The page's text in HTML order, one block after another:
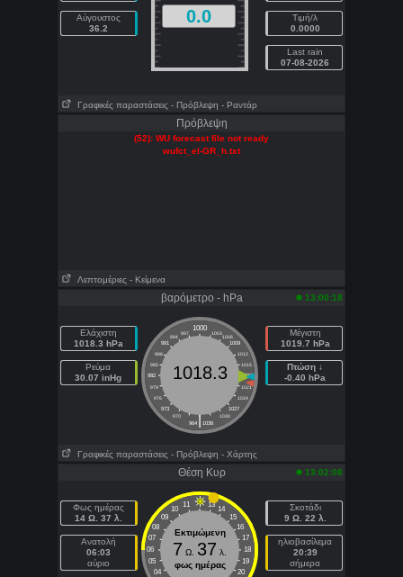
Αύγουστος
36.2
0.0
Τιμή/λ
0.0000
Last rain
07-08-2026
Γραφικές παραστάσεις - Πρόβλεψη - Ραντάρ
Πρόβλεψη
(52): WU forecast file not ready
wufct_el-GR_h.txt
Λεπτομέριες - Κείμενα
βαρόμετρο - hPa 13:00:18
Ελάχιστη
1018.3 hPa
Ρεύμα
30.07 inHg
1000
997 1003
994
1006
991
1009
988
1012
985
1015
982
1018
979
1021
976
1024
973
1027
970
1030
|
964 1036
1018.3
Μέγιστη
1019.7 hPa
Πτώση ↓
-0.40 hPa
Γραφικές παραστάσεις - Πρόβλεψη - Χάρτης
Θέση Κυρ 13:02:08
Φως ημέρας
14 Ω. 37 λ.
Ανατολή
06:03
αύριο
11 13
10
14
09
15
08
16
07
17
06
18
05
19
04
20
Εκτιμώμενη
7 Ω. 37 λ.
φως ημέρας
Σκοτάδι
9 Ω. 22 λ.
ηλιοβασίλεμα
20:39
σήμερα